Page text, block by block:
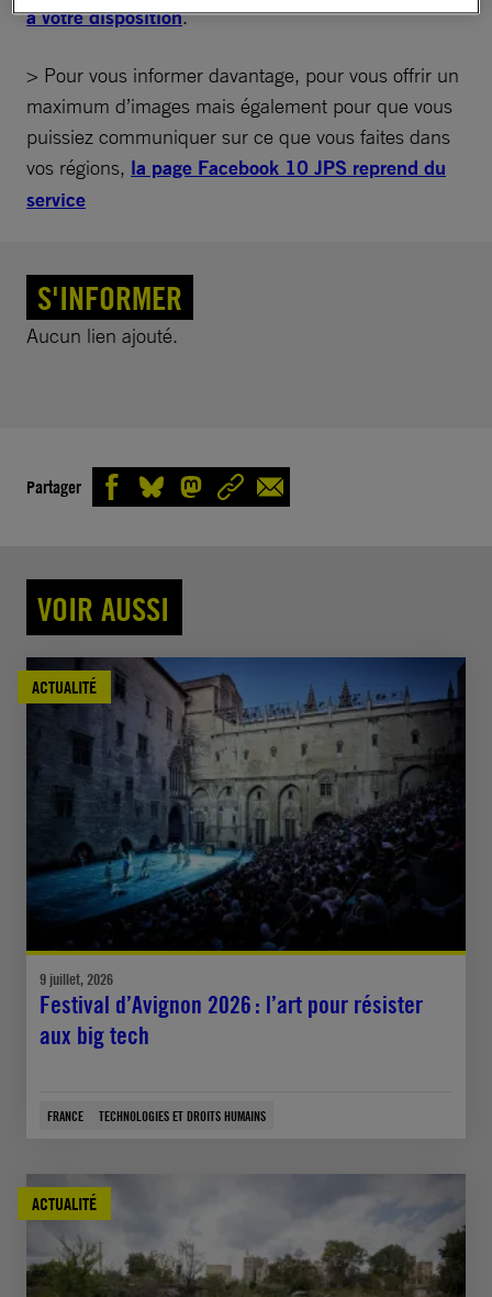
à votre disposition.
> Pour vous informer davantage, pour vous offrir un
maximum d’images mais également pour que vous
puissiez communiquer sur ce que vous faites dans
vos régions, la page Facebook 10 JPS reprend du
service
S'INFORMER
Aucun lien ajouté.
Partager
VOIR AUSSI
ACTUALITÉ
9 juillet, 2026
Festival d’Avignon 2026 : l’art pour résister
aux big tech
FRANCE TECHNOLOGIES ET DROITS HUMAINS
ACTUALITÉ